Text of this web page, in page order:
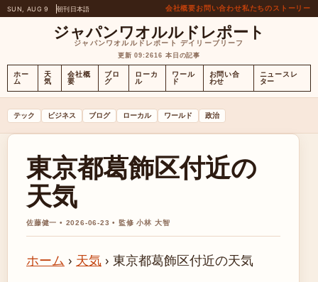
SUN, AUG 9 朝刊日本語 会社概要お問い合わせ私たちのストーリー
ジャパンワオルルドレポート
ジャパンワオルルドレポート デイリーブリーフ
更新 09:2616 本日の記事
ホー
ム
天
気
会社概
要
ブロ
グ
ローカ
ル
ワール
ド
お問い合
わせ
ニュースレ
ター
テック ビジネス ブログ ローカル ワールド 政治
東京都葛飾区付近の
天気
佐藤健一 • 2026-06-23 • 監修 小林 大智
ホーム › 天気 › 東京都葛飾区付近の天気